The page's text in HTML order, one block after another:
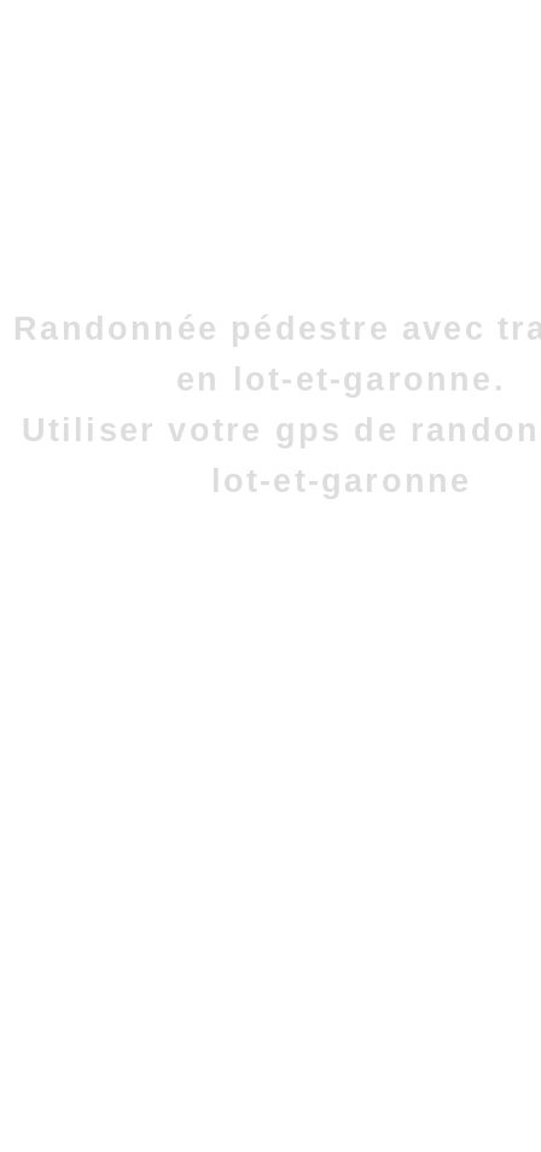
Randonnée pédestre avec
en lot-et-garonne.
Utiliser votre gps de
lot-et-garonne